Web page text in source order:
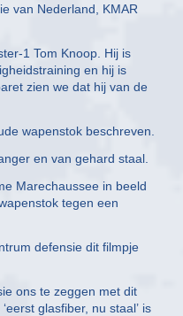
van Nederland, KMAR
1 Tom Knoop. Hij is
en hij is
zien we dat hij van de
wapenstok beschreven.
en van gehard staal.
Marechaussee in beeld
tegen een
defensie dit filmpje
ons te zeggen met dit
glasfiber, nu staal’ is